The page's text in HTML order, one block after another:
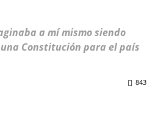
a mí mismo siendo
Constitución para el país
843